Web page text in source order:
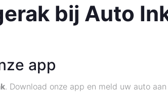
bij Auto
app
. Download onze app en meld uw auto